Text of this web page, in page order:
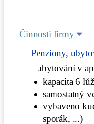
Činnosti firmy
Penziony,
ubytování v
kapacita 6
samostatný
vybaveno
sporák, ...)